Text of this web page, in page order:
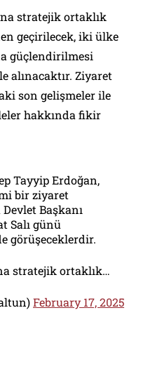
stratejik ortaklık
geçirilecek, iki ülke
güçlendirilmesi
alınacaktır. Ziyaret
son gelişmeler ile
hakkında fikir
Tayyip Erdoğan,
bir ziyaret
Başkanı
Salı günü
görüşeceklerdir.
stratejik ortaklık…
February 17, 2025